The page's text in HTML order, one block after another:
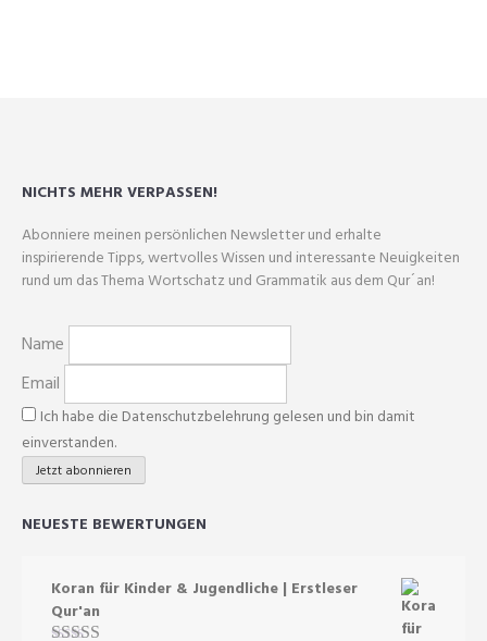
auf
der
Produktseite
gewählt
NICHTS MEHR VERPASSEN!
Abonniere meinen persönlichen Newsletter und erhalte
inspirierende Tipps, wertvolles Wissen und interessante Neuigkeiten
rund um das Thema Wortschatz und Grammatik aus dem Qur´an!
Name
Email
Ich habe die Datenschutzbelehrung gelesen und bin damit
einverstanden.
NEUESTE BEWERTUNGEN
Koran für Kinder & Jugendliche | Erstleser
Qur'an